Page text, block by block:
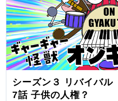
シーズン３ リバイバル
7話 子供の人権？